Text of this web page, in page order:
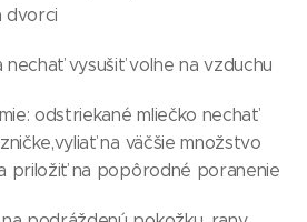
dvorci
nechať vysušiť voľne na vzduchu
odstriekané mliečko nechať
na väčšie množstvo
priložiť na popôrodné poranenie